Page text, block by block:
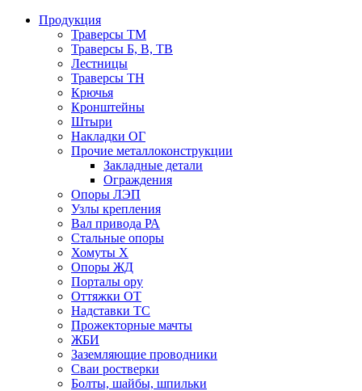
Продукция
Траверсы ТМ
Траверсы Б, В, ТВ
Лестницы
Траверсы ТН
Крючья
Кронштейны
Штыри
Накладки ОГ
Прочие металлоконструкции
Закладные детали
Ограждения
Опоры ЛЭП
Узлы крепления
Вал привода РА
Стальные опоры
Хомуты Х
Опоры ЖД
Порталы ору
Оттяжки ОТ
Надставки ТС
Прожекторные мачты
ЖБИ
Заземляющие проводники
Сваи ростверки
Болты, шайбы, шпильки